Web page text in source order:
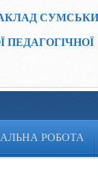
ПЕДАГОГІЧНОЇ
РОБОТА